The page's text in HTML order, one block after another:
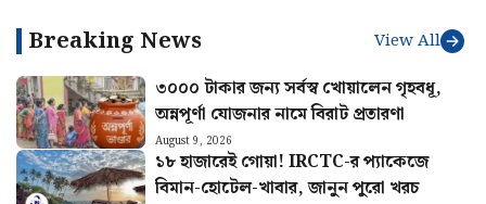
Breaking News View All
৩০০০ টাকার জন্য সর্বস্ব খোয়ালেন গৃহবধূ,
অন্নপূর্ণা যোজনার নামে বিরাট প্রতারণা
August 9, 2026
১৮ হাজারেই গোয়া! IRCTC-র প্যাকেজে
বিমান-হোটেল-খাবার, জানুন পুরো খরচ